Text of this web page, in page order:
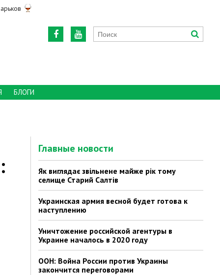
БЛОГИ
Главные новости
Як виглядає звільнене майже рік тому
селище Старий Салтів
Украинская армия весной будет готова к
наступлению
Уничтожение российской агентуры в
Украине началось в 2020 году
ООН: Война России против Украины
закончится переговорами